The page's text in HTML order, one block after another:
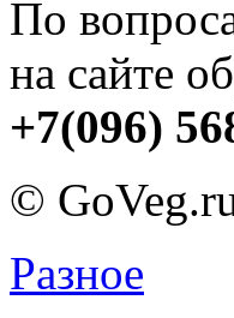
По
на сайте
+7(096)
©
Разное